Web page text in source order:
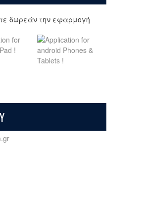
δωρεάν την εφαρμογή